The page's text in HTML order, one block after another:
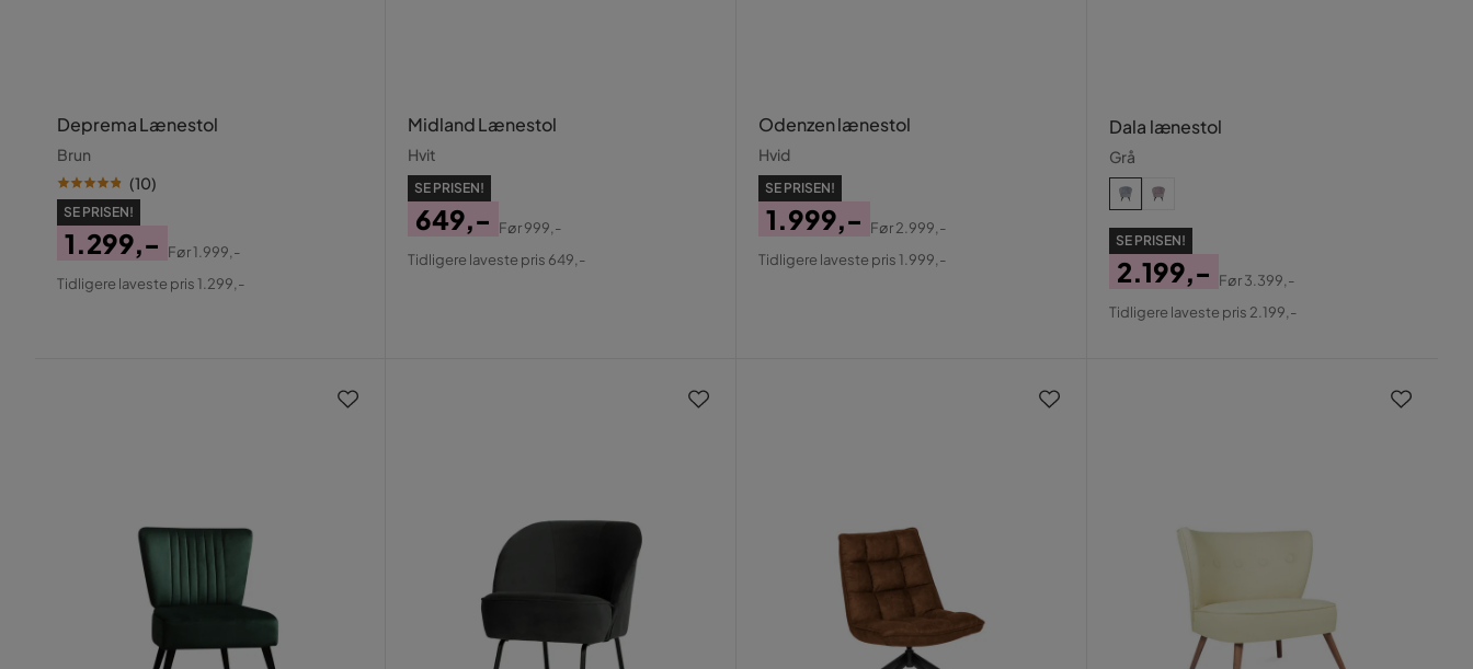
Deprema Lænestol
Brun
(10)
SE PRISEN!
Pris
1.299,-
Original
Før1.999,-
Tidligere laveste pris 1.299,-
Midland Lænestol
Hvit
SE PRISEN!
Pris
649,-
Original
Før999,-
Tidligere laveste pris 649,-
Odenzen lænestol
Hvid
SE PRISEN!
Pris
1.999,-
Original
Før2.999,-
Tidligere laveste pris 1.999,-
Dala lænestol
Grå
SE PRISEN!
Pris
2.199,-
Original
Før3.399,-
Tidligere laveste pris 2.199,-